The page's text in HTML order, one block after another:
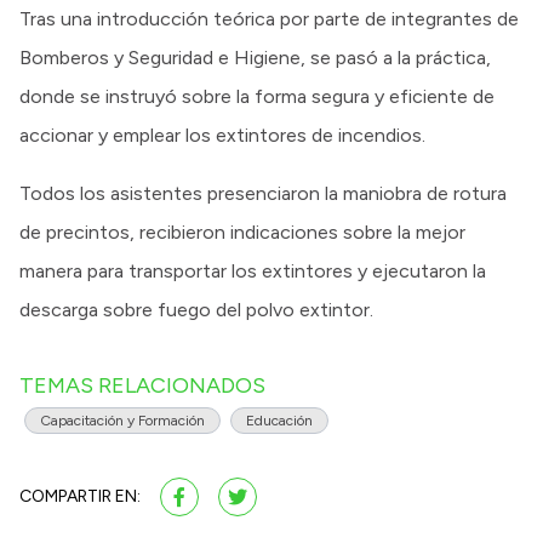
Tras una introducción teórica por parte de integrantes de
Bomberos y Seguridad e Higiene, se pasó a la práctica,
donde se instruyó sobre la forma segura y eficiente de
accionar y emplear los extintores de incendios.
Todos los asistentes presenciaron la maniobra de rotura
de precintos, recibieron indicaciones sobre la mejor
manera para transportar los extintores y ejecutaron la
descarga sobre fuego del polvo extintor.
TEMAS RELACIONADOS
Capacitación y Formación Educación
COMPARTIR EN: